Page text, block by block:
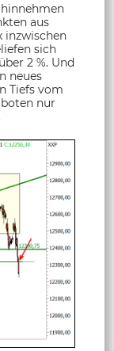
aus
inzwischen
sich
2 %. Und
neues
Tiefs vom
boten nur